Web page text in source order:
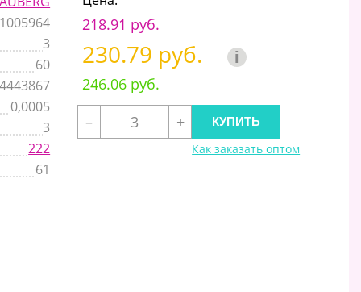
1005964
3
60
0,0005
3
222
61
218.91 руб.
230.79 руб. i
246.06 руб.
–
+
Как заказать оптом